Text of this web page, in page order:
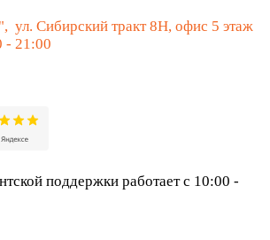
ул. Сибирский тракт 8Н, офис 5 этаж
- 21:00
поддержки работает с 10:00 -